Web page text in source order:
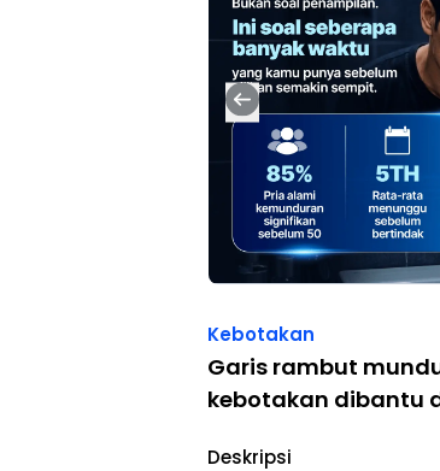
Kebotakan
Garis rambut
kebotakan dibantu
Deskripsi